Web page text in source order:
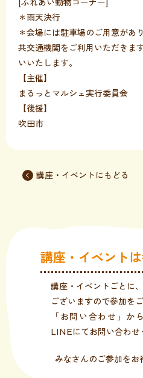
＊雨天決行
＊会場には駐車場のご用意があ
共交通機関をご利用いただきま
いいたします。
【主催】
まるっとマルシェ実行委員会
【後援】
吹田市
講座・イベントにもどる
講座・イベントは
講座・イベントごとに
ございますので参加を
「お問い合わせ」か
LINEにてお問い合わせ
みなさんのご参加を